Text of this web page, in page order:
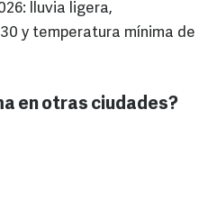
lluvia ligera,
y temperatura mínima de
en otras ciudades?